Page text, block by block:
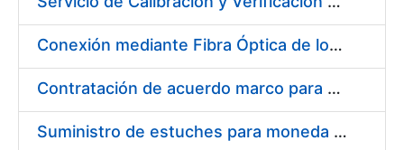
Conexión mediante Fibra Óptica de los Centros de Proceso de Datos (CPDs) de las sedes de la FNMT-RCM de Burgos y Madrid
Contratación de acuerdo marco para el Suministro de Material de Electricidad para la Fábrica Nacional de Moneda y Timbre-Real Casa de la Moneda en su centro de trabajo de Burgos
Suministro de estuches para moneda de 30 €